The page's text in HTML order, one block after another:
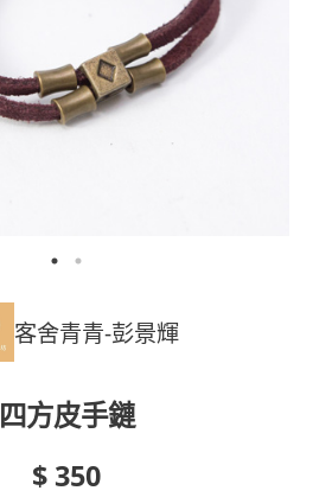
客舍青青-彭景輝
四方皮手鏈
$ 350